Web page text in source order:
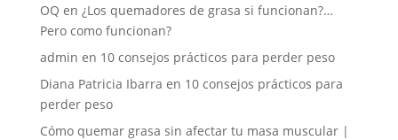
OQ en ¿Los quemadores de grasa si funcionan?…
Pero como funcionan?
admin en 10 consejos prácticos para perder peso
Diana Patricia Ibarra en 10 consejos prácticos para
perder peso
Cómo quemar grasa sin afectar tu masa muscular |